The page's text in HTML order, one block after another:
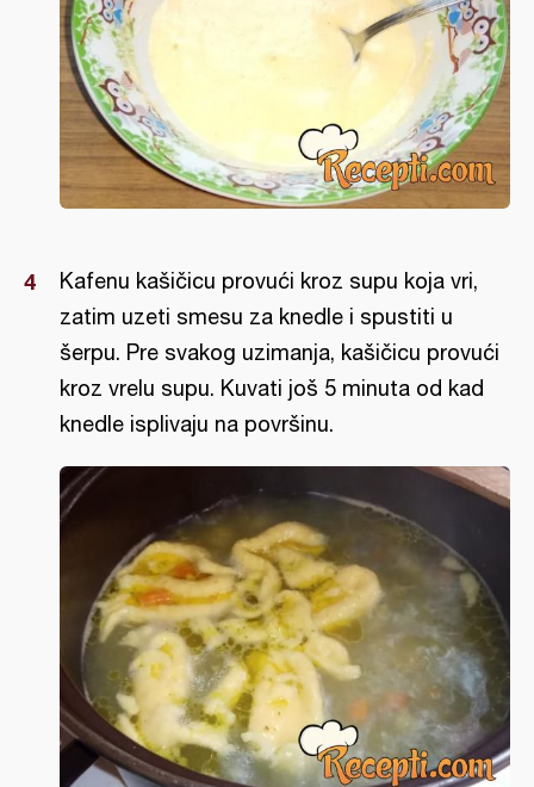
Kafenu kašičicu provući kroz supu koja vri,
zatim uzeti smesu za knedle i spustiti u
šerpu. Pre svakog uzimanja, kašičicu provući
kroz vrelu supu. Kuvati još 5 minuta od kad
knedle isplivaju na površinu.